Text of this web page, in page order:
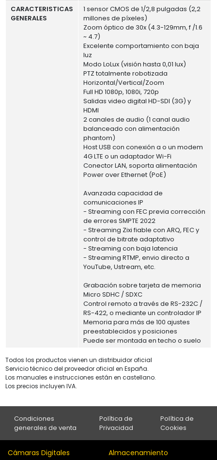
CARACTERISTICAS
GENERALES
1 sensor CMOS de 1/2,8 pulgadas (2,2
millones de píxeles)
Zoom óptico de 30x (4.3-129mm, f /1.6
~ 4.7)
Excelente comportamiento con baja
luz
Modo LoLux (visión hasta 0,01 lux)
PTZ totalmente robotizada
Horizontal/Vertical/Zoom
Full HD 1080p, 1080i, 720p
Salidas video digital HD-SDI (3G) y
HDMI
2 canales de audio (1 canal audio
balanceado con alimentación
phantom)
Host USB con conexión a o un modem
4G LTE o un adaptador Wi-Fi
Conector LAN, soporta alimentación
Power over Ethernet (PoE)
Avanzada capacidad de
comunicaciones IP
- Streaming con FEC previa corrección
de errores SMPTE 2022
- Streaming Zixi fiable con ARQ, FEC y
control de bitrate adaptativo
- Streaming con baja latencia
- Streaming RTMP, envio directo a
YouTube, Ustream, etc.
Grabación sobre tarjeta de memoria
Micro SDHC / SDXC
Control remoto a través de RS-232C /
RS-422, o mediante un controlador IP
Memoria para más de 100 ajustes
preestablecidos y posiciones
Puede ser montada en techo o suelo
Todos los productos vienen un distribuidor oficial
Servicio técnico del proveedor oficial en España.
Los manuales e instrucciones están en castellano.
Los precios incluyen IVA.
Condiciones
generales de venta
Política de
Privacidad
Política de
Cookies
Cámaras Digitales Almacenamiento